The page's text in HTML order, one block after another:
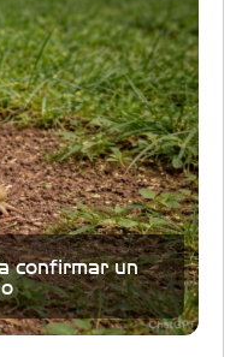
confirmar un